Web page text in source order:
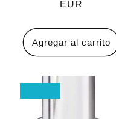
habitualEUR
Agregar al carrito